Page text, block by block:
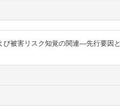
被害リスク知覚の関連―先行要因